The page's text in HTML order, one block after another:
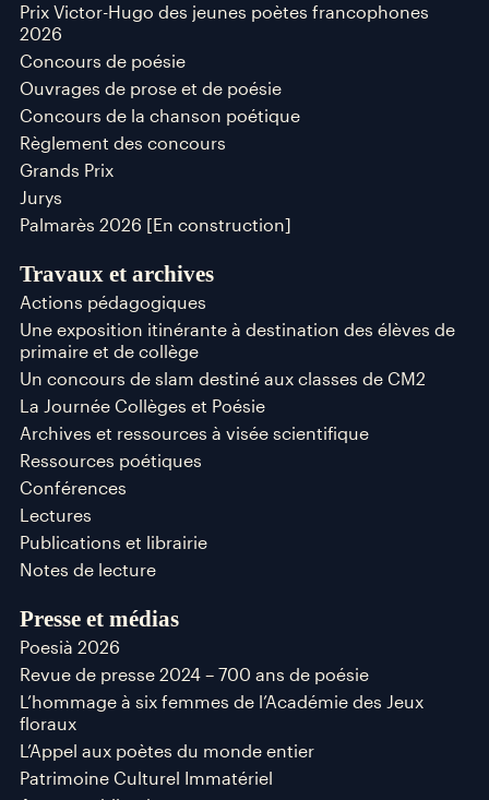
Prix Victor-Hugo des jeunes poètes francophones
2026
Concours de poésie
Ouvrages de prose et de poésie
Concours de la chanson poétique
Règlement des concours
Grands Prix
Jurys
Palmarès 2026 [En construction]
Travaux et archives
Actions pédagogiques
Une exposition itinérante à destination des élèves de
primaire et de collège
Un concours de slam destiné aux classes de CM2
La Journée Collèges et Poésie
Archives et ressources à visée scientifique
Ressources poétiques
Conférences
Lectures
Publications et librairie
Notes de lecture
Presse et médias
Poesià 2026
Revue de presse 2024 – 700 ans de poésie
L’hommage à six femmes de l’Académie des Jeux
floraux
L’Appel aux poètes du monde entier
Patrimoine Culturel Immatériel